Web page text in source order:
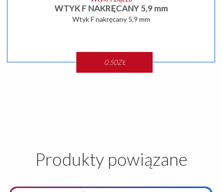
WTYK F NAKRĘCANY 5,9 mm
Wtyk F nakręcany 5,9 mm
0.50ZŁ
Produkty powiązane